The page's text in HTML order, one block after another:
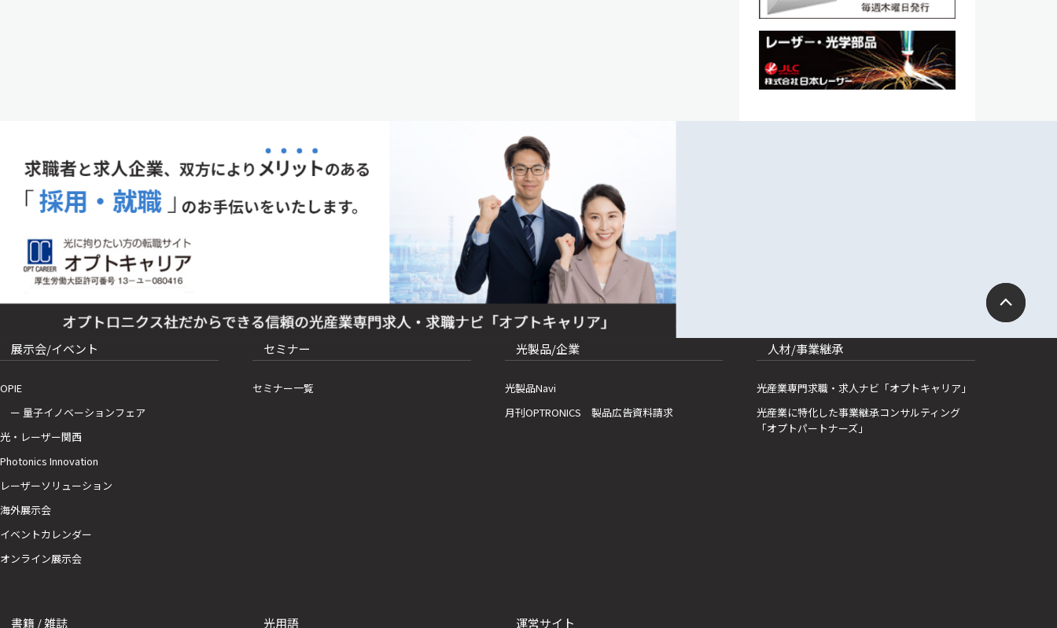
展示会/イベント
OPIE
ー 量子イノベーションフェア
光・レーザー関西
Photonics Innovation
レーザーソリューション
海外展示会
イベントカレンダー
オンライン展示会
セミナー
セミナー一覧
光製品/企業
光製品Navi
月刊OPTRONICS 製品広告資料請求
人材/事業継承
光産業専門求職・求人ナビ「オプトキャリア」
光産業に特化した事業継承コンサルティング
「オプトパートナーズ」
書籍 / 雑誌 光用語 運営サイト